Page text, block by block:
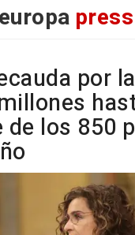
europa press
por
los 850